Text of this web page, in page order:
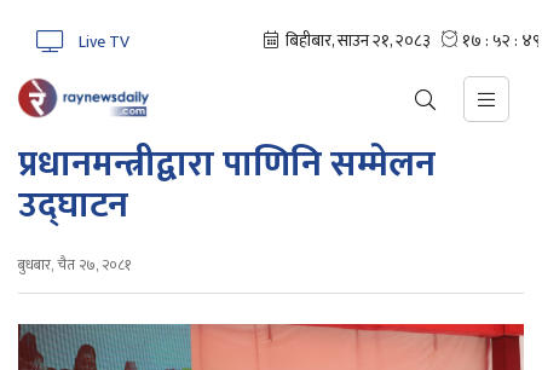
Live TV
प्रधानमन्त्रीद्वारा पाणिनि सम्मेलन
उद्घाटन
बुधबार, चैत २७, २०८१